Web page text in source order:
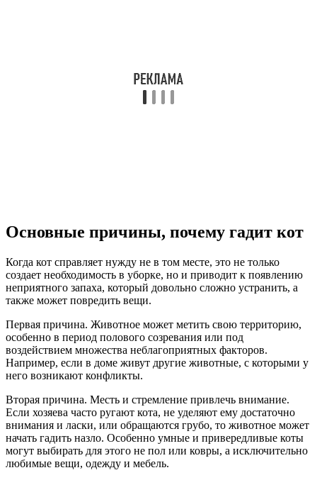
Основные причины, почему гадит кот
Когда кот справляет нужду не в том месте, это не только
создает необходимость в уборке, но и приводит к появлению
неприятного запаха, который довольно сложно устранить, а
также может повредить вещи.
Первая причина. Животное может метить свою территорию,
особенно в период полового созревания или под
воздействием множества неблагоприятных факторов.
Например, если в доме живут другие животные, с которыми у
него возникают конфликты.
Вторая причина. Месть и стремление привлечь внимание.
Если хозяева часто ругают кота, не уделяют ему достаточно
внимания и ласки, или обращаются грубо, то животное может
начать гадить назло. Особенно умные и привередливые коты
могут выбирать для этого не пол или ковры, а исключительно
любимые вещи, одежду и мебель.